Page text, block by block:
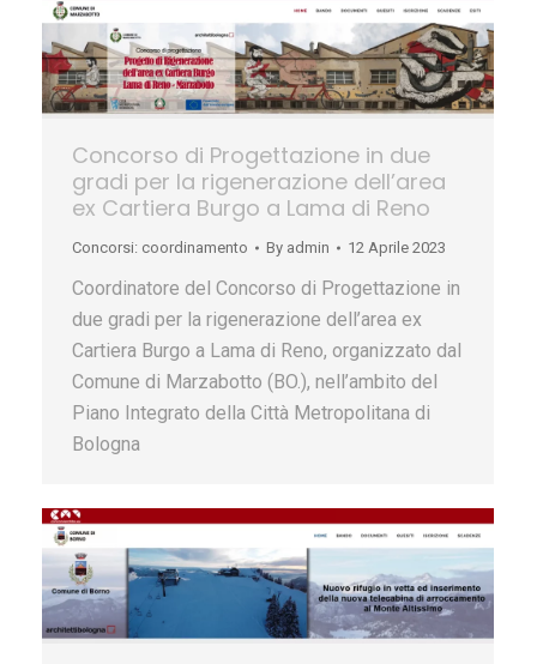
Concorso di Progettazione in due
gradi per la rigenerazione dell’area
ex Cartiera Burgo a Lama di Reno
Concorsi: coordinamento By admin 12 Aprile 2023
Coordinatore del Concorso di Progettazione in
due gradi per la rigenerazione dell’area ex
Cartiera Burgo a Lama di Reno, organizzato dal
Comune di Marzabotto (BO.), nell’ambito del
Piano Integrato della Città Metropolitana di
Bologna